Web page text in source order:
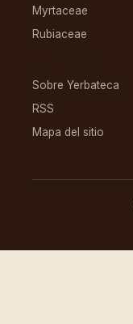
Myrtaceae
Rubiaceae
Sobre Yerbateca
RSS
Mapa del sitio